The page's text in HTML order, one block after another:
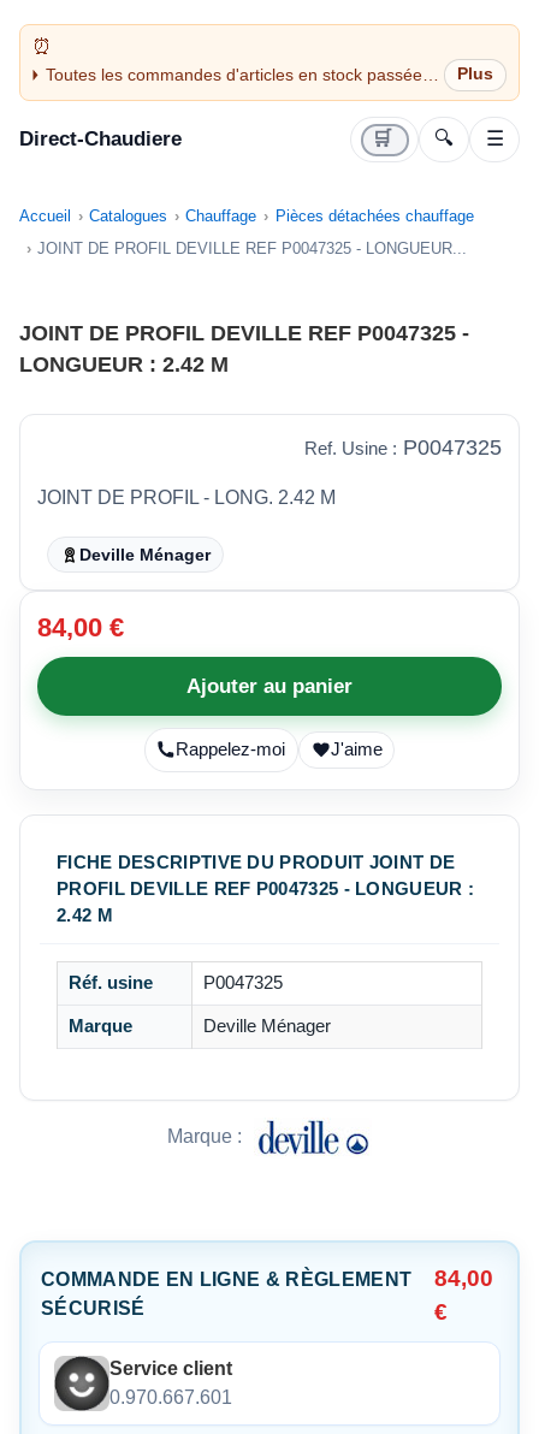
Toutes les commandes d'articles en stock passées
avant 14H sont expédiées le jour même (jours
Direct-Chaudiere 🛒 🔍 ☰
Accueil Catalogues Chauffage
Pièces détachées chauffage
JOINT DE PROFIL DEVILLE REF P0047325 - LONGUEUR...
JOINT DE PROFIL DEVILLE REF P0047325 -
LONGUEUR : 2.42 M
Ref. Usine : P0047325
JOINT DE PROFIL - LONG. 2.42 M
Deville Ménager
84,00 €
Ajouter au panier
Rappelez-moi J'aime
FICHE DESCRIPTIVE DU PRODUIT JOINT DE
PROFIL DEVILLE REF P0047325 - LONGUEUR :
2.42 M
Réf. usine P0047325
Marque Deville Ménager
Marque :
COMMANDE EN LIGNE & RÈGLEMENT
SÉCURISÉ
84,00
€
Service client
0.970.667.601